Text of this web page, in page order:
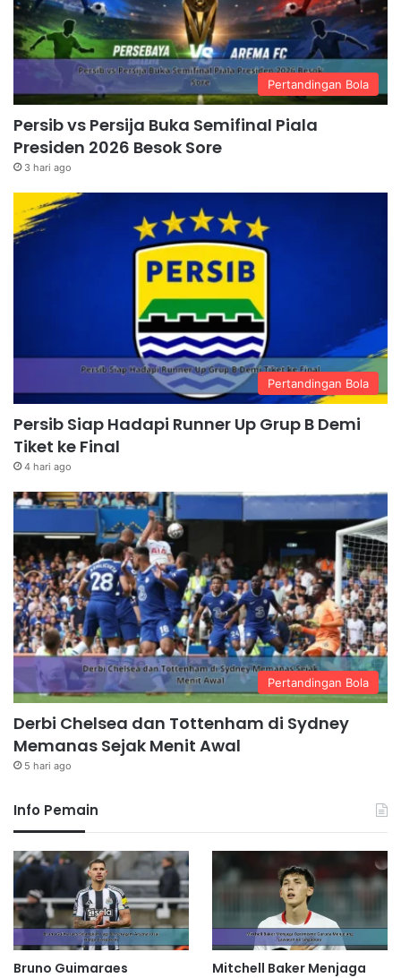
Pertandingan Bola
Persib vs Persija Buka Semifinal Piala
Presiden 2026 Besok Sore
3 hari ago
Pertandingan Bola
Persib Siap Hadapi Runner Up Grup B Demi
Tiket ke Final
4 hari ago
Pertandingan Bola
Derbi Chelsea dan Tottenham di Sydney
Memanas Sejak Menit Awal
5 hari ago
Info Pemain
Bruno Guimaraes
Mitchell Baker Menjaga